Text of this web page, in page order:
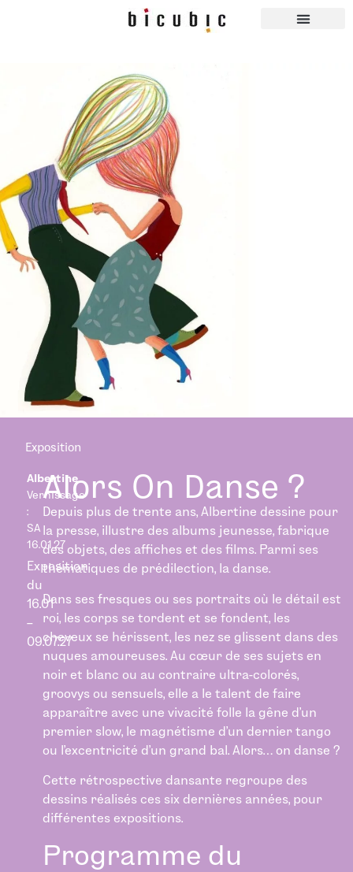
Exposition
Albertine
Vernissage
:
SA
16.01.27
Exposition
du
16.01
–
09.07.27
Alors On Danse ?
Depuis plus de trente ans, Albertine dessine pour
la presse, illustre des albums jeunesse, fabrique
des objets, des affiches et des films. Parmi ses
thématiques de prédilection, la danse.
Dans ses fresques ou ses portraits où le détail est
roi, les corps se tordent et se fondent, les
cheveux se hérissent, les nez se glissent dans des
nuques amoureuses. Au cœur de ses sujets en
noir et blanc ou au contraire ultra-colorés,
groovys ou sensuels, elle a le talent de faire
apparaître avec une vivacité folle la gêne d’un
premier slow, le magnétisme d’un dernier tango
ou l’excentricité d’un grand bal. Alors… on danse ?
Cette rétrospective dansante regroupe des
dessins réalisés ces six dernières années, pour
différentes expositions.
Programme du